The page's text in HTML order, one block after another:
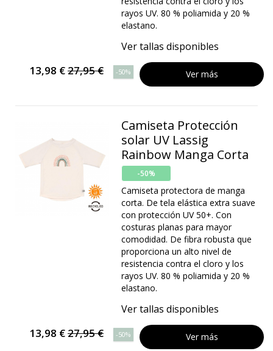
rayos UV. 80 % poliamida y 20 %
elastano.
Ver tallas disponibles
13,98 €27,95 € -50% Ver más
Camiseta Protección
solar UV Lassig
Rainbow Manga Corta
-50%
Camiseta protectora de manga
corta. De tela elástica extra suave
con protección UV 50+. Con
costuras planas para mayor
comodidad. De fibra robusta que
proporciona un alto nivel de
resistencia contra el cloro y los
rayos UV. 80 % poliamida y 20 %
elastano.
Ver tallas disponibles
13,98 €27,95 € -50% Ver más